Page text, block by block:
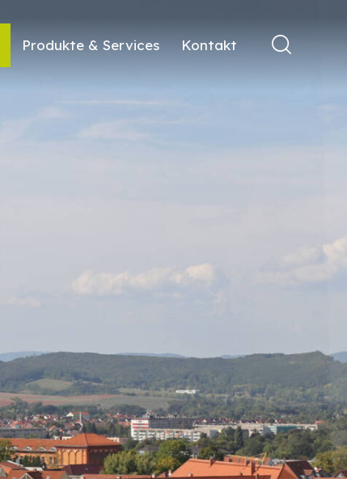
Produkte & Services Kontakt